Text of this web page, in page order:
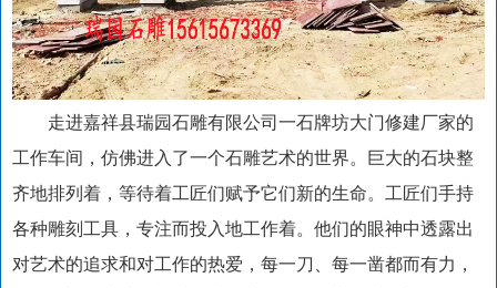
走进嘉祥县瑞园石雕有限公司一石牌坊大门修建厂家的
工作车间，仿佛进入了一个石雕艺术的世界。巨大的石块整
齐地排列着，等待着工匠们赋予它们新的生命。工匠们手持
各种雕刻工具，专注而投入地工作着。他们的眼神中透露出
对艺术的追求和对工作的热爱，每一刀、每一凿都而有力，